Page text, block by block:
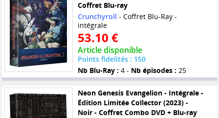
Coffret Blu-ray
Crunchyroll - Coffret Blu-Ray -
intégrale
53.10 €
Article disponible
Points fidelités : 150
Nb Blu-Ray : 4 - Nb épisodes : 25
Neon Genesis Evangelion - Intégrale -
Édition Limitée Collector (2023) -
Noir - Coffret Combo DVD + Blu-ray